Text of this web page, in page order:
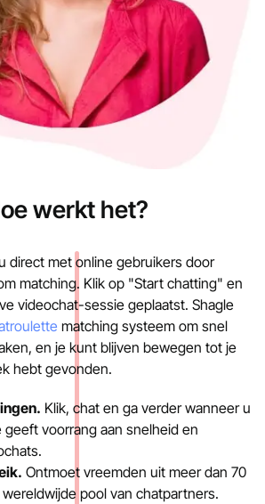
werkt het?
direct met online gebruikers door
matching. Klik op "Start chatting" en
videochat-sessie geplaatst. Shagle
matching systeem om snel
en je kunt blijven bewegen tot je
hebt gevonden.
Klik, chat en ga verder wanneer u
geeft voorrang aan snelheid en
Ontmoet vreemden uit meer dan 70
pool van chatpartners.